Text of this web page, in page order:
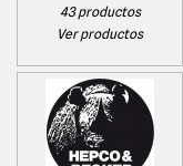
43 productos
Ver productos